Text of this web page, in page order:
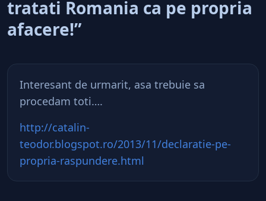
tratati Romania ca pe propria
afacere!”
Interesant de urmarit, asa trebuie sa
procedam toti….
http://catalin-
teodor.blogspot.ro/2013/11/declaratie-pe-
propria-raspundere.html